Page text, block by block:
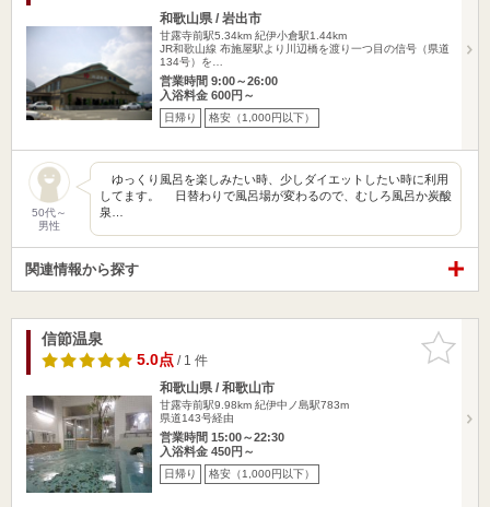
和歌山県 / 岩出市
甘露寺前駅5.34km 紀伊小倉駅1.44km
JR和歌山線 布施屋駅より川辺橋を渡り一つ目の信号（県道
134号）を…
営業時間 9:00～26:00
入浴料金 600円～
日帰り 格安（1,000円以下）
50代～
男性
ゆっくり風呂を楽しみたい時、少しダイエットしたい時に利用
してます。 日替わりで風呂場が変わるので、むしろ風呂か炭酸
泉…
関連情報から探す
お気に入
りに追加
信節温泉
5.0点/ 1 件
和歌山県 / 和歌山市
甘露寺前駅9.98km 紀伊中ノ島駅783m
県道143号経由
営業時間 15:00～22:30
入浴料金 450円～
日帰り 格安（1,000円以下）